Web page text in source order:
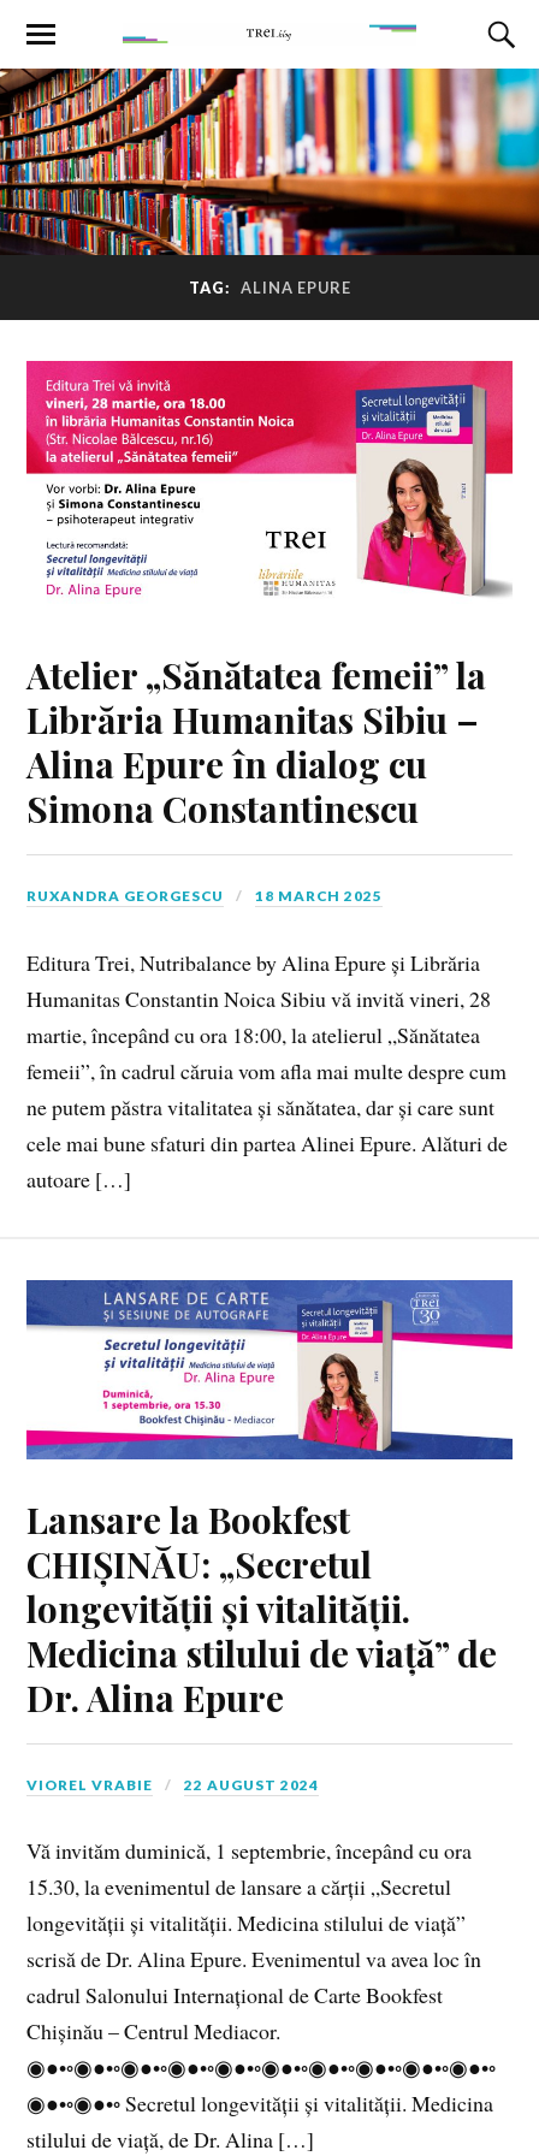
TAG: ALINA EPURE
Atelier „Sănătatea femeii” la
Librăria Humanitas Sibiu –
Alina Epure în dialog cu
Simona Constantinescu
RUXANDRA GEORGESCU 18 MARCH 2025
Editura Trei, Nutribalance by Alina Epure și Librăria
Humanitas Constantin Noica Sibiu vă invită vineri, 28
martie, începând cu ora 18:00, la atelierul „Sănătatea
femeii”, în cadrul căruia vom afla mai multe despre cum
ne putem păstra vitalitatea și sănătatea, dar și care sunt
cele mai bune sfaturi din partea Alinei Epure. Alături de
autoare […]
Lansare la Bookfest
CHIȘINĂU: „Secretul
longevității și vitalității.
Medicina stilului de viață” de
Dr. Alina Epure
VIOREL VRABIE 22 AUGUST 2024
Vă invităm duminică, 1 septembrie, începând cu ora
15.30, la evenimentul de lansare a cărții „Secretul
longevității și vitalității. Medicina stilului de viață”
scrisă de Dr. Alina Epure. Evenimentul va avea loc în
cadrul Salonului Internațional de Carte Bookfest
Chișinău – Centrul Mediacor.
◉●•◦◉●•◦◉●•◦◉●•◦◉●•◦◉●•◦◉●•◦◉●•◦◉●•◦◉●•◦
◉●•◦◉●•◦ Secretul longevității și vitalității. Medicina
stilului de viață, de Dr. Alina […]